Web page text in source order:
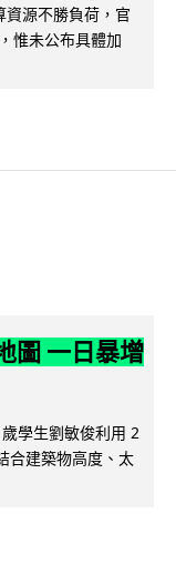
源不勝負荷，官
惟未公布具體加
圖 一日暴增
學生劉敏俊利用 2
合建築物高度、太